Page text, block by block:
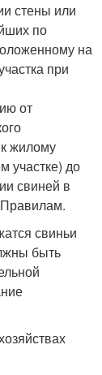
стены или
по
на
при
от
жилому
участке) до
свиней в
свиньи
быть